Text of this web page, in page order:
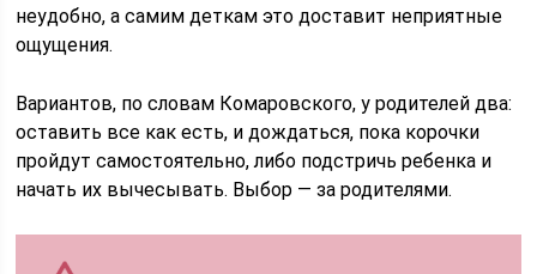
неудобно, а самим деткам это доставит неприятные
ощущения.
Вариантов, по словам Комаровского, у родителей два:
оставить все как есть, и дождаться, пока корочки
пройдут самостоятельно, либо подстричь ребенка и
начать их вычесывать. Выбор — за родителями.